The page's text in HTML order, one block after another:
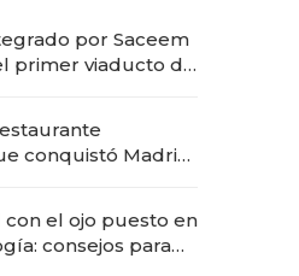
por Saceem
primer viaducto de
conquistó Madrid:
prepara apertura
con el ojo puesto en
consejos para